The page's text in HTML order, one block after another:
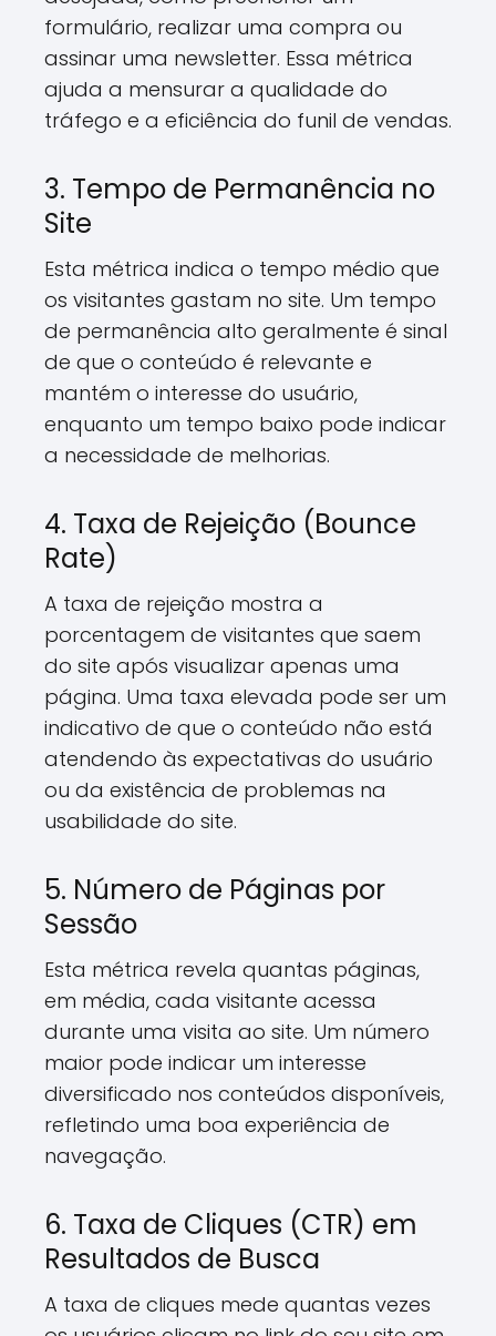
formulário, realizar uma compra ou
assinar uma newsletter. Essa métrica
ajuda a mensurar a qualidade do
tráfego e a eficiência do funil de vendas.
3. Tempo de Permanência no
Site
Esta métrica indica o tempo médio que
os visitantes gastam no site. Um tempo
de permanência alto geralmente é sinal
de que o conteúdo é relevante e
mantém o interesse do usuário,
enquanto um tempo baixo pode indicar
a necessidade de melhorias.
4. Taxa de Rejeição (Bounce
Rate)
A taxa de rejeição mostra a
porcentagem de visitantes que saem
do site após visualizar apenas uma
página. Uma taxa elevada pode ser um
indicativo de que o conteúdo não está
atendendo às expectativas do usuário
ou da existência de problemas na
usabilidade do site.
5. Número de Páginas por
Sessão
Esta métrica revela quantas páginas,
em média, cada visitante acessa
durante uma visita ao site. Um número
maior pode indicar um interesse
diversificado nos conteúdos disponíveis,
refletindo uma boa experiência de
navegação.
6. Taxa de Cliques (CTR) em
Resultados de Busca
A taxa de cliques mede quantas vezes